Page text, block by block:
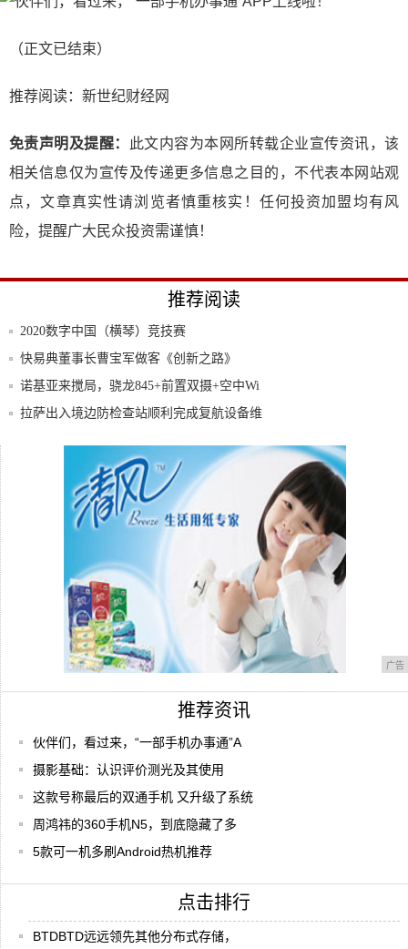
（正文已结束）
推荐阅读： 新世纪财经网
免责声明及提醒：
此文内容为本网所转载企业宣传资讯，该
相关信息仅为宣传及传递更多信息之目的，不代表本网站观
点，文章真实性请浏览者慎重核实！任何投资加盟均有风
险，提醒广大民众投资需谨慎！
推荐阅读
2020数字中国（横琴）竞技赛
快易典董事长曹宝军做客《创新之路》
诺基亚来搅局，骁龙845+前置双摄+空中Wi
拉萨出入境边防检查站顺利完成复航设备维
华为Mate30系列开启EMUI10.1升级
广告
推荐资讯
伙伴们，看过来，“一部手机办事通”A
摄影基础：认识评价测光及其使用
这款号称最后的双通手机 又升级了系统
周鸿祎的360手机N5，到底隐藏了多
5款可一机多刷Android热机推荐
点击排行
BTDBTD远远领先其他分布式存储，